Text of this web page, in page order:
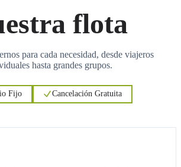
flota
para cada necesidad, desde viajeros
hasta grandes grupos.
Fijo Cancelación Gratuita